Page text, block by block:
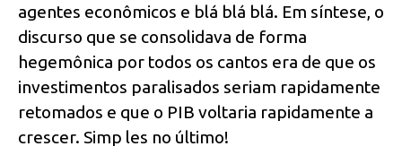
agentes econômicos e blá blá blá. Em síntese, o
discurso que se consolidava de forma
hegemônica por todos os cantos era de que os
investimentos paralisados seriam rapidamente
retomados e que o PIB voltaria rapidamente a
crescer. Simp les no último!